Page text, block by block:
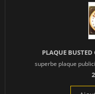
PLAQUE BUSTED
superbe plaque